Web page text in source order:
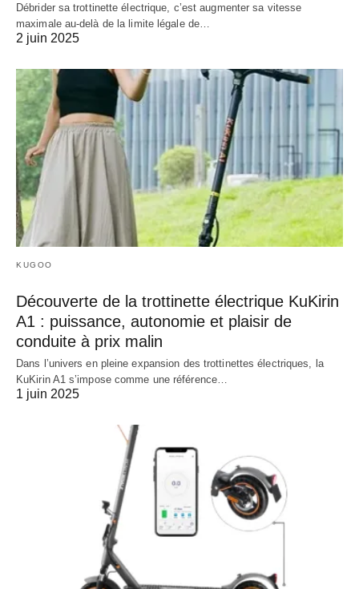
Débrider sa trottinette électrique, c’est augmenter sa vitesse
maximale au-delà de la limite légale de…
2 juin 2025
KUGOO
Découverte de la trottinette électrique KuKirin
A1 : puissance, autonomie et plaisir de
conduite à prix malin
Dans l’univers en pleine expansion des trottinettes électriques, la
KuKirin A1 s’impose comme une référence…
1 juin 2025